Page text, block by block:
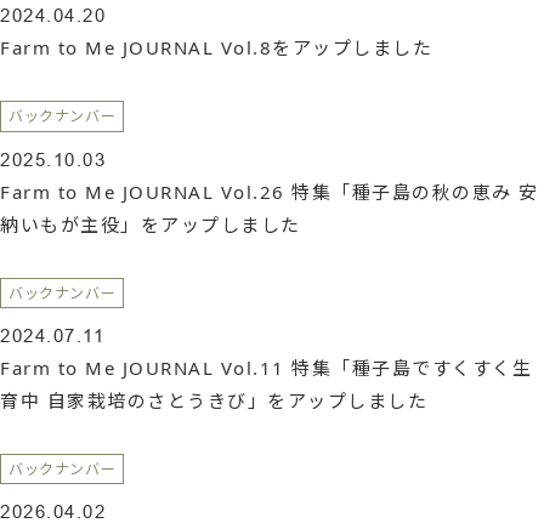
シ
ン
2024.04.20
Farm to Me JOURNAL Vol.8をアップしました
バックナンバー
2025.10.03
Farm to Me JOURNAL Vol.26 特集「種子島の秋の恵み 安
納いもが主役」をアップしました
バックナンバー
2024.07.11
Farm to Me JOURNAL Vol.11 特集「種子島ですくすく生
育中 自家栽培のさとうきび」をアップしました
バックナンバー
2026.04.02